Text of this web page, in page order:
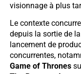
visionnage à plus
Le contexte
depuis la sortie de
lancement de
concurrentes,
Game of Thrones